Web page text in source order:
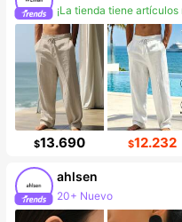
¡La tienda tiene artículos
Incremento de
$13.690 $12.232
ahlsen
20+ Nuevo
Incremento de